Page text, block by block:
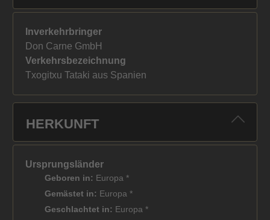
Inverkehrbringer
Don Carne GmbH
Verkehrsbezeichnung
Txogitxu Tataki aus Spanien
HERKUNFT
Ursprungsländer
Geboren in: Europa *
Gemästet in: Europa *
Geschlachtet in: Europa *